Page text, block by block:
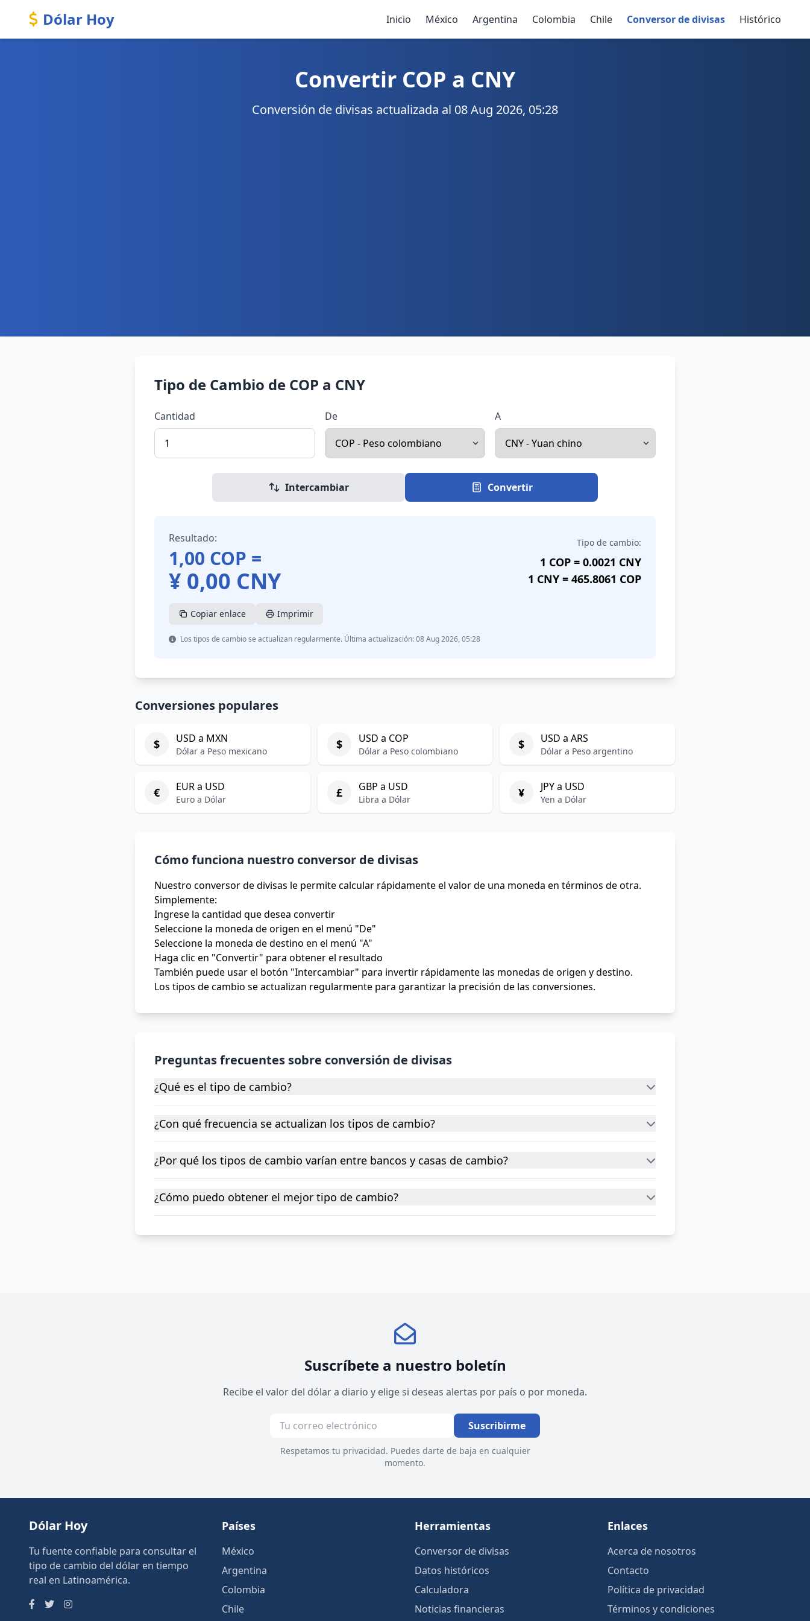
Dólar Hoy Inicio México Argentina Colombia Chile Conversor de divisas Histórico
Convertir COP a CNY
Conversión de divisas actualizada al 08 Aug 2026, 05:28
Tipo de Cambio de COP a CNY
Cantidad De A
Intercambiar Convertir
Resultado:
1,00 COP =
¥ 0,00 CNY
Tipo de cambio:
1 COP = 0.0021 CNY
1 CNY = 465.8061 COP
Copiar enlace Imprimir
Los tipos de cambio se actualizan regularmente. Última actualización: 08 Aug 2026, 05:28
Conversiones populares
$ USD a MXN
Dólar a Peso mexicano $ USD a COP
Dólar a Peso colombiano $ USD a ARS
Dólar a Peso argentino
€ EUR a USD
Euro a Dólar £ GBP a USD
Libra a Dólar ¥ JPY a USD
Yen a Dólar
Cómo funciona nuestro conversor de divisas
Nuestro conversor de divisas le permite calcular rápidamente el valor de una moneda en términos de otra.
Simplemente:
Ingrese la cantidad que desea convertir
Seleccione la moneda de origen en el menú "De"
Seleccione la moneda de destino en el menú "A"
Haga clic en "Convertir" para obtener el resultado
También puede usar el botón "Intercambiar" para invertir rápidamente las monedas de origen y destino.
Los tipos de cambio se actualizan regularmente para garantizar la precisión de las conversiones.
Preguntas frecuentes sobre conversión de divisas
¿Qué es el tipo de cambio?
¿Con qué frecuencia se actualizan los tipos de cambio?
¿Por qué los tipos de cambio varían entre bancos y casas de cambio?
¿Cómo puedo obtener el mejor tipo de cambio?
Suscríbete a nuestro boletín
Recibe el valor del dólar a diario y elige si deseas alertas por país o por moneda.
Suscribirme
Respetamos tu privacidad. Puedes darte de baja en cualquier
momento.
Dólar Hoy
Tu fuente confiable para consultar el
tipo de cambio del dólar en tiempo
real en Latinoamérica.
Países
México
Argentina
Colombia
Chile
Herramientas
Conversor de divisas
Datos históricos
Calculadora
Noticias financieras
Enlaces
Acerca de nosotros
Contacto
Política de privacidad
Términos y condiciones